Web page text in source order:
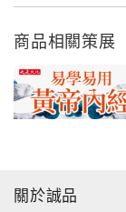
商品相關策展
關於誠品